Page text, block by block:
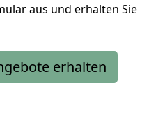
aus und erhalten Sie
erhalten